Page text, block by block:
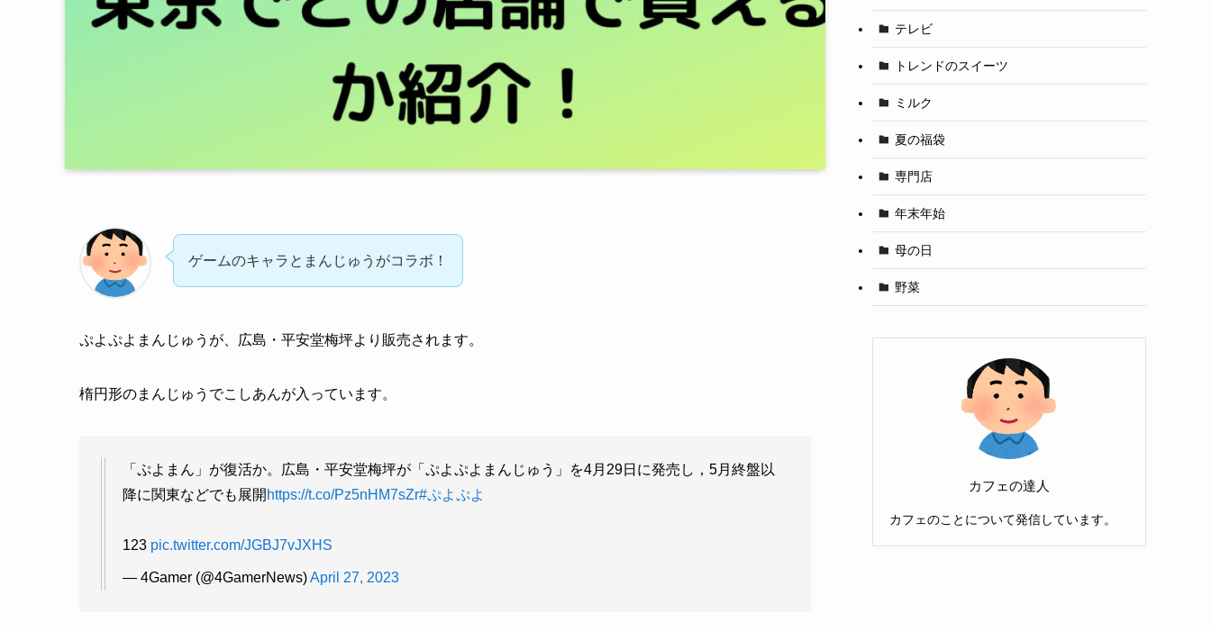
ゲームのキャラとまんじゅうがコラボ！
ぷよぷよまんじゅうが、広島・平安堂梅坪より販売されます。
楕円形のまんじゅうでこしあんが入っています。
「ぷよまん」が復活か。広島・平安堂梅坪が「ぷよぷよまんじゅう」を4月29日に発売し，5月終盤以
降に関東などでも展開 https://t.co/Pz5nHM7sZr#ぷよぷよ
123 pic.twitter.com/JGBJ7vJXHS
— 4Gamer (@4GamerNews)April 27, 2023
テレビ
トレンドのスイーツ
ミルク
夏の福袋
専門店
年末年始
母の日
野菜
カフェの達人
カフェのことについて発信しています。